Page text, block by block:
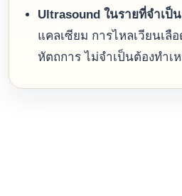
Ultrasound ในรายที่จำเป็
แคลเซียม การไหลเวียนเลื
หัตถการ ไม่จำเป็นต้องทำ